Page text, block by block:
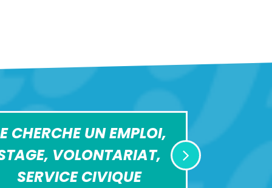
CHERCHE UN EMPLOI,
VOLONTARIAT,
SERVICE CIVIQUE